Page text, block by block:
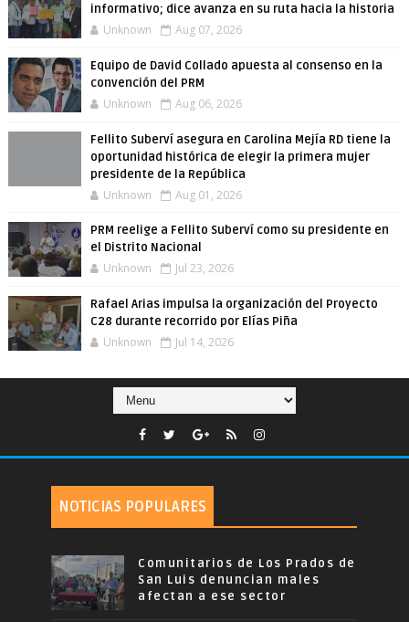
informativo; dice avanza en su ruta hacia la historia
Unknown Aug 07, 2026
Equipo de David Collado apuesta al consenso en la
convención del PRM
Unknown Aug 06, 2026
Fellito Suberví asegura en Carolina Mejía RD tiene la
oportunidad histórica de elegir la primera mujer
presidente de la República
Unknown Aug 01, 2026
PRM reelige a Fellito Suberví como su presidente en
el Distrito Nacional
Unknown Jul 23, 2026
Rafael Arias impulsa la organización del Proyecto
C28 durante recorrido por Elías Piña
Unknown Jul 14, 2026
NOTICIAS POPULARES
Comunitarios de Los Prados de
San Luis denuncian males
afectan a ese sector